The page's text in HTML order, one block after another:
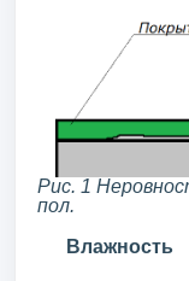
Рис. 1
пол.
Влажность